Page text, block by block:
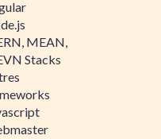
MEAN,
Stacks